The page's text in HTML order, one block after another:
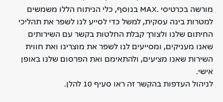
מורשה בכרטיסי .MAX בנוסף, כלי הניתוח הללו משמשים
למטרות בינה עסקית, למשל כדי לסייע לנו לשפר את תהליכי
החיתום שלנו ולצורך קבלת החלטות בקשר עם השירותים
שאנו מעניקים, ומסייעים לנו לשפר את מוצרינו ואת חווית
השירות שאנו מציעים, ולהתאימם ואת הפרסום שלנו באופן
אישי.
לניהול העדפות בהקשר זה ראו סעיף 10 להלן.